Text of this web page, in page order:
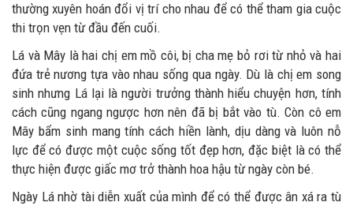
thường xuyên hoán đổi vị trí cho nhau để có thể tham gia cuộc
thi trọn vẹn từ đầu đến cuối.
Lá và Mây là hai chị em mồ côi, bị cha mẹ bỏ rơi từ nhỏ và hai
đứa trẻ nương tựa vào nhau sống qua ngày. Dù là chị em song
sinh nhưng Lá lại là người trưởng thành hiểu chuyện hơn, tính
cách cũng ngang ngược hơn nên đã bị bắt vào tù. Còn cô em
Mây bẩm sinh mang tính cách hiền lành, dịu dàng và luôn nỗ
lực để có được một cuộc sống tốt đẹp hơn, đặc biệt là có thể
thực hiện được giấc mơ trở thành hoa hậu từ ngày còn bé.
Ngày Lá nhờ tài diễn xuất của mình để có thể được ân xá ra tù